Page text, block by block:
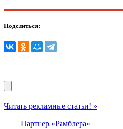
Поделиться:
Читать рекламные статьи! »
Партнер «Рамблера»